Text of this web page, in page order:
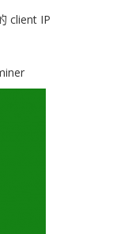
client IP